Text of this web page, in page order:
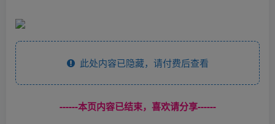
此处内容已隐藏，请付费后查看
------本页内容已结束，喜欢请分享------